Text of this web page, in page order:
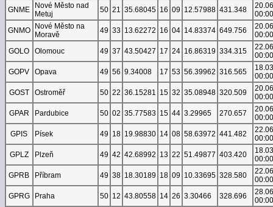
GNME
Nové Město nad
Metuj
50 21 35.68045 16 09 12.57988 431.348
00:00
GNMO
Nové Město na
Moravě
49 33 13.62272 16 04 14.83374 649.756
00:00
GOLO
Olomouc 49 37 43.50427 17 24 16.86319 334.315
00:00
GOPV
Opava 49 56 9.34008 17 53 56.39962 316.565
00:00
GOST
Ostroměř 50 22 36.15281 15 32 35.08948 320.509
00:00
GPAR
Pardubice 50 02 35.77583 15 44 3.29965 270.657
00:00
GPIS
Písek 49 18 19.98830 14 08 58.63972 441.482
00:00
GPLZ
Plzeň 49 42 42.68992 13 22 51.49877 403.420
00:00
GPRB
Příbram 49 38 18.30189 18 09 10.33695 328.580
00:00
GPRG
Praha 50 12 43.80558 14 26 3.30466 328.696
00:00